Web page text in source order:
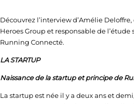
Découvrez l’interview d’Amélie
Heroes Group et responsable de l’étude
Running Connecté.
LA STARTUP
Naissance de la startup et principe de
La startup est née il y a deux ans et